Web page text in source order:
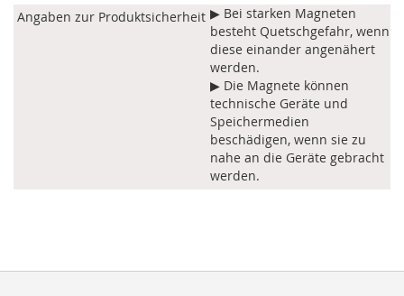
Angaben zur Produktsicherheit ▶ Bei starken Magneten
besteht Quetschgefahr, wenn
diese einander angenähert
werden.
▶ Die Magnete können
technische Geräte und
Speichermedien
beschädigen, wenn sie zu
nahe an die Geräte gebracht
werden.